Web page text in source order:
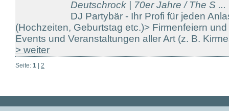
Deutschrock | 70er Jahre / The S ...
DJ Partybär - Ihr Profi für jeden
(Hochzeiten, Geburtstag etc.)> Firmenfeiern
Events und Veranstaltungen aller Art (z. B.
> weiter
Seite: 1 2